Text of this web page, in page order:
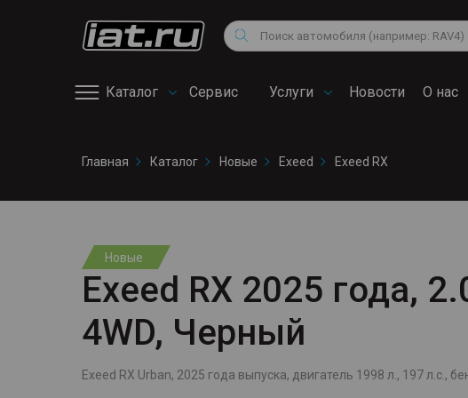
Поиск
Каталог Сервис
сервис
Услуги Новости О нас
Снегоходы
Квадроциклы
Volkswagen
Audi
Главная Каталог Новые Exeed Exeed RX
Новые
Exeed RX 2025 года,
4WD, Черный
Exeed RX Urban, 2025 года выпуска, двигатель 1998 л., 197 л.с.,